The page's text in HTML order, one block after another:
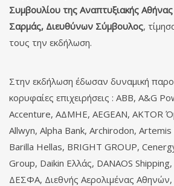
Συμβουλίου της Αναπτυξιακής Αθήνας
Σαρμάς, Διευθύνων Σύμβουλος,
τους την εκδήλωση.
Στην εκδήλωση έδωσαν δυναμική
κορυφαίες επιχειρήσεις : ABB, A&G
Accenture, ΑΔΜΗΕ, AEGEAN, AKTOR
Allwyn, Alpha Bank, Archirodon,
Barilla Hellas, BRIGHT GROUP,
Group, Daikin Ελλάς, DANAOS
ΔΕΣΦΑ, Διεθνής Αερολιμένας Αθηνών,